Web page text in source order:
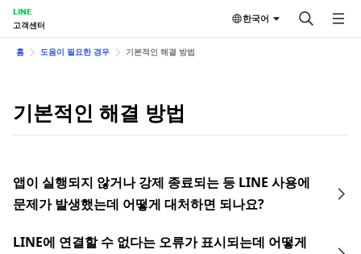
LINE
고객센터
한국어
홈 도움이 필요한 경우 기본적인 해결 방법
기본적인 해결 방법
앱이 실행되지 않거나 강제 종료되는 등 LINE 사용에
문제가 발생했는데 어떻게 대처하면 되나요?
LINE에 연결할 수 없다는 오류가 표시되는데 어떻게